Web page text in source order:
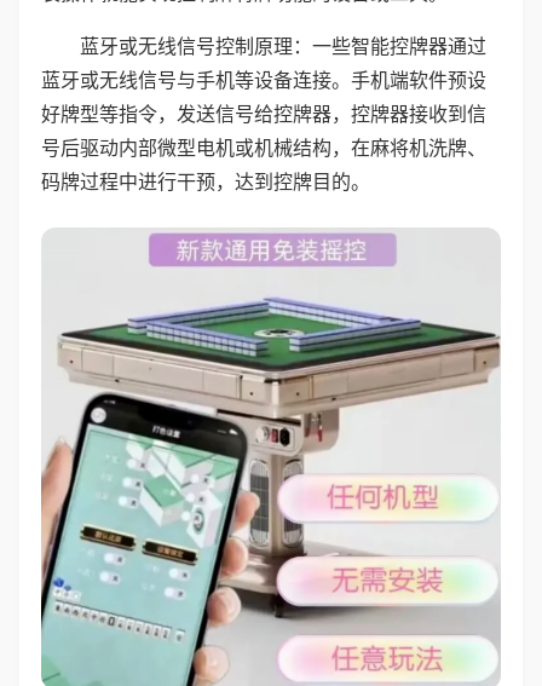
蓝牙或无线信号控制原理：一些智能控牌器通过
蓝牙或无线信号与手机等设备连接。手机端软件预设
好牌型等指令，发送信号给控牌器，控牌器接收到信
号后驱动内部微型电机或机械结构，在麻将机洗牌、
码牌过程中进行干预，达到控牌目的。